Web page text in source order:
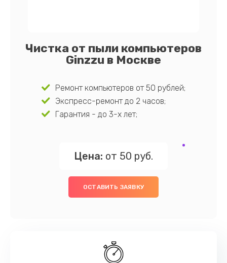
Чистка от пыли компьютеров
Ginzzu в Москве
Ремонт компьютеров от 50 рублей;
Экспресс-ремонт до 2 часов;
Гарантия - до 3-х лет;
Цена: от 50 руб.
ОСТАВИТЬ ЗАЯВКУ